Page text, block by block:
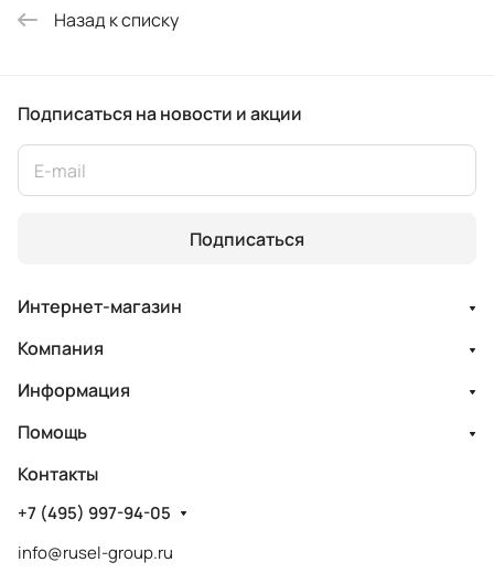
Назад к списку
Подписаться на новости и акции
Подписаться
Интернет-магазин
Компания
Информация
Помощь
Контакты
+7 (495) 997-94-05
info@rusel-group.ru